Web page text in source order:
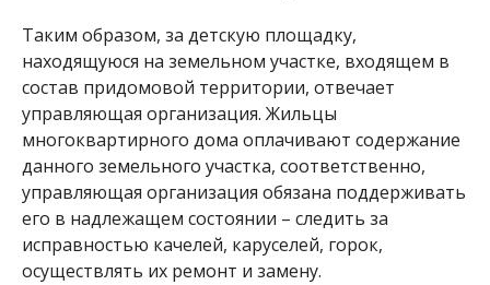
Таким образом, за детскую площадку,
находящуюся на земельном участке, входящем в
состав придомовой территории, отвечает
управляющая организация. Жильцы
многоквартирного дома оплачивают содержание
данного земельного участка, соответственно,
управляющая организация обязана поддерживать
его в надлежащем состоянии – следить за
исправностью качелей, каруселей, горок,
осуществлять их ремонт и замену.